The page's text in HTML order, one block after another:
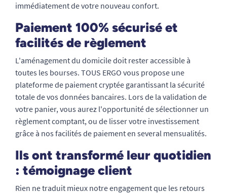
immédiatement de votre nouveau confort.
Paiement 100% sécurisé et
facilités de règlement
L'aménagement du domicile doit rester accessible à
toutes les bourses. TOUS ERGO vous propose une
plateforme de paiement cryptée garantissant la sécurité
totale de vos données bancaires. Lors de la validation de
votre panier, vous aurez l'opportunité de sélectionner un
règlement comptant, ou de lisser votre investissement
grâce à nos facilités de paiement en several mensualités.
Ils ont transformé leur quotidien
: témoignage client
Rien ne traduit mieux notre engagement que les retours